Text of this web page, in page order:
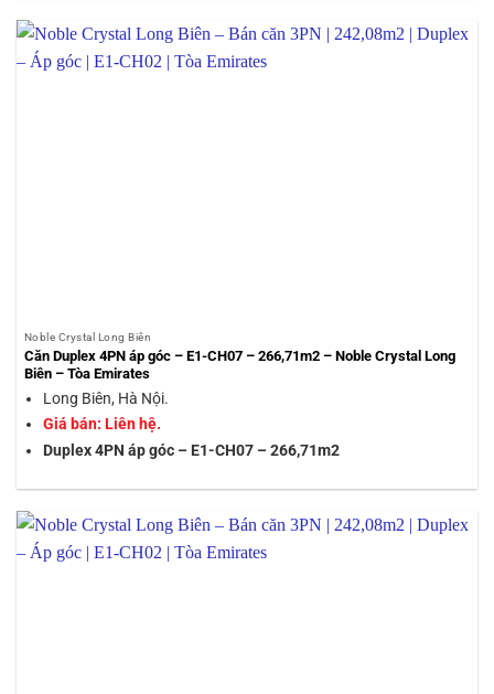
Noble Crystal Long Biên
Căn Duplex 4PN áp góc – E1-CH07 – 266,71m2 – Noble Crystal Long
Biên – Tòa Emirates
Long Biên, Hà Nội.
Giá bán: Liên hệ.
Duplex 4PN áp góc – E1-CH07 – 266,71m2